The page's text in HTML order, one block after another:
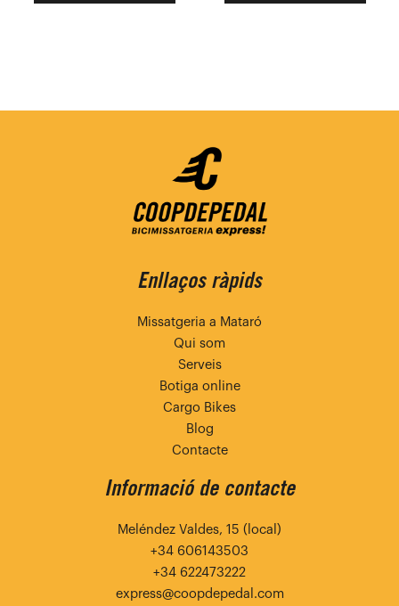
Enllaços ràpids
Missatgeria a Mataró
Qui som
Serveis
Botiga online
Cargo Bikes
Blog
Contacte
Informació de contacte
Meléndez Valdes, 15 (local)
+34 606143503
+34 622473222
express@coopdepedal.com